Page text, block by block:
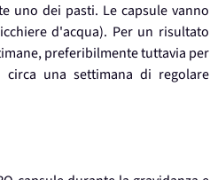
uno dei pasti. Le capsule vanno
d'acqua). Per un risultato
preferibilmente tuttavia per
una settimana di regolare